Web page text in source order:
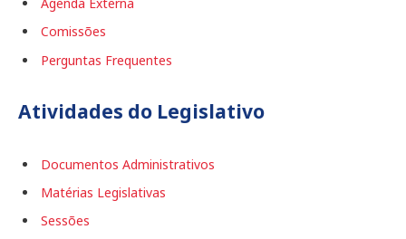
Comissões
Perguntas Frequentes
Atividades do Legislativo
Documentos Administrativos
Matérias Legislativas
Sessões